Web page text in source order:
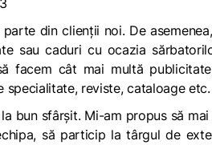
din clienții noi. De
sau caduri cu ocazia
facem cât mai multă
reviste, cataloage etc.
bun sfârșit. Mi-am propus să
să particip la târgul de